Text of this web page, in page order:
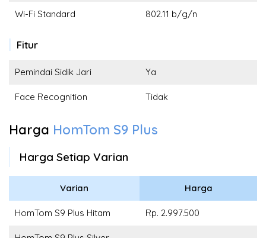
Wi-Fi Standard 802.11 b/g/n
Fitur
Pemindai Sidik Jari Ya
Face Recognition Tidak
Harga HomTom S9 Plus
Harga Setiap Varian
Varian Harga
HomTom S9 Plus Hitam Rp. 2.997.500